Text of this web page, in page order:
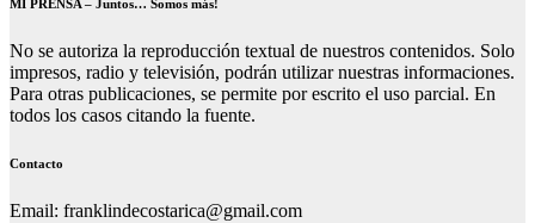
MI PRENSA – Juntos… Somos más!
No se autoriza la reproducción textual de nuestros contenidos. Solo
impresos, radio y televisión, podrán utilizar nuestras informaciones.
Para otras publicaciones, se permite por escrito el uso parcial. En
todos los casos citando la fuente.
Contacto
Email: franklindecostarica@gmail.com